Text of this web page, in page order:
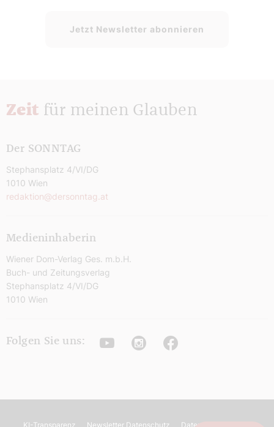
Jetzt Newsletter abonnieren
Zeit für meinen Glauben
Der SONNTAG
Stephansplatz 4/VI/DG
1010 Wien
redaktion@dersonntag.at
Medieninhaberin
Wiener Dom-Verlag Ges. m.b.H.
Buch- und Zeitungsverlag
Stephansplatz 4/VI/DG
1010 Wien
Folgen Sie uns: YoutubeInstagramFacebook
KI-Transparenz Newsletter Datenschutz Datenschutz